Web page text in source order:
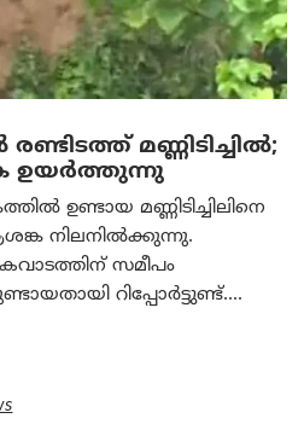
മണ്ണിടിച്ചിൽ;
ഉയർത്തുന്നു
ഉണ്ടായ മണ്ണിടിച്ചിലിനെ
നിലനിൽക്കുന്നു.
സമീപം
റിപ്പോർട്ടുണ്ട്....